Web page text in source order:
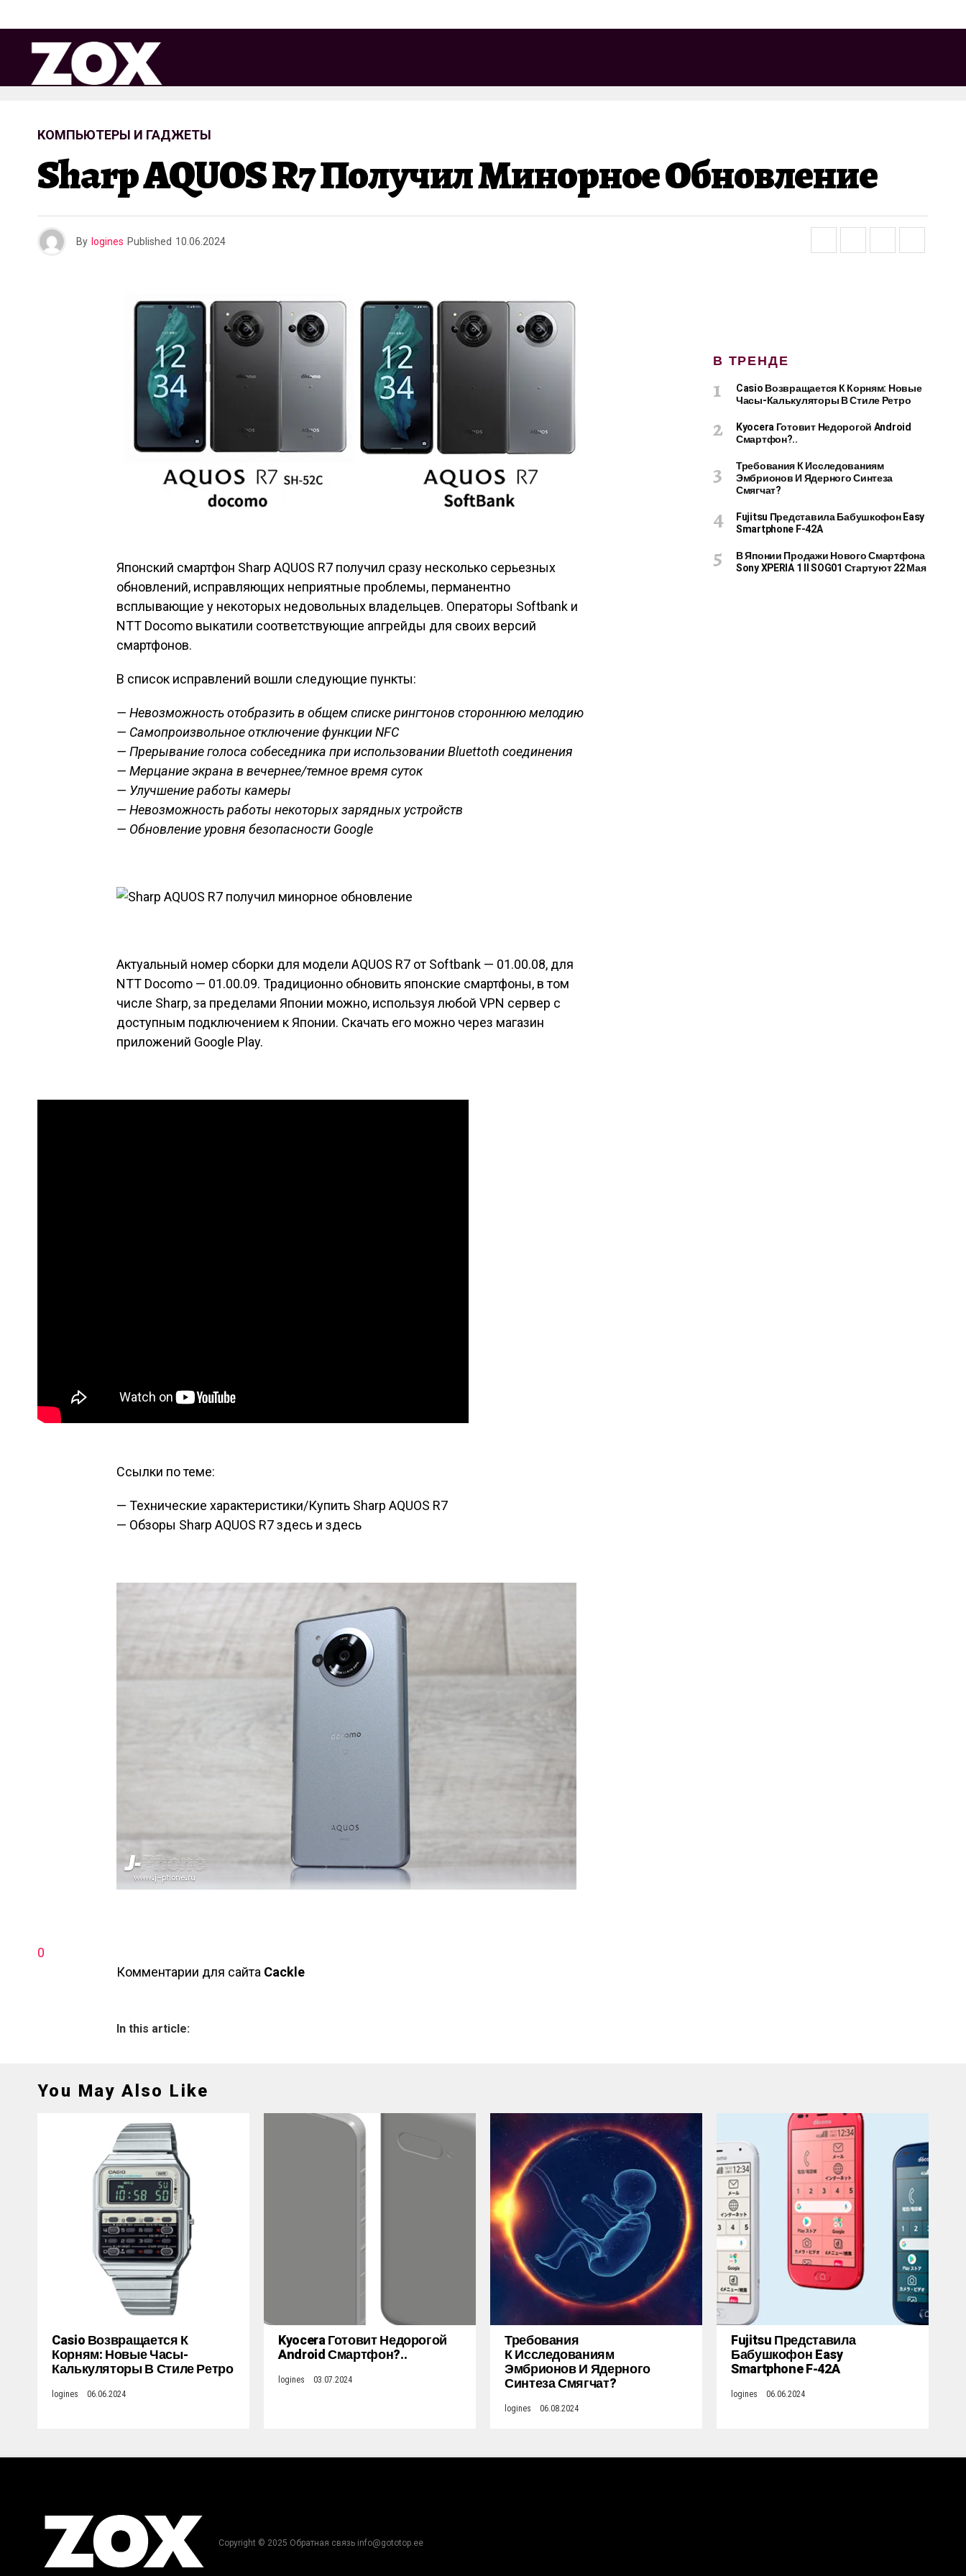
КОМПЬЮТЕРЫ И ГАДЖЕТЫ
Sharp AQUOS R7 Получил Минорное Обновление
By logines Published 10.06.2024
Японский смартфон Sharp AQUOS R7 получил сразу несколько серьезных
обновлений, исправляющих неприятные проблемы, перманентно
всплывающие у некоторых недовольных владельцев. Операторы Softbank и
NTT Docomo выкатили соответствующие апгрейды для своих версий
смартфонов.
В список исправлений вошли следующие пункты:
— Невозможность отобразить в общем списке рингтонов стороннюю мелодию
— Самопроизвольное отключение функции NFC
— Прерывание голоса собеседника при использовании Bluettoth соединения
— Мерцание экрана в вечернее/темное время суток
— Улучшение работы камеры
— Невозможность работы некоторых зарядных устройств
— Обновление уровня безопасности Google
Актуальный номер сборки для модели AQUOS R7 от Softbank — 01.00.08, для
NTT Docomo — 01.00.09. Традиционно обновить японские смартфоны, в том
числе Sharp, за пределами Японии можно, используя любой VPN сервер с
доступным подключением к Японии. Скачать его можно через магазин
приложений Google Play.
Ссылки по теме:
— Технические характеристики/Купить Sharp AQUOS R7
— Обзоры Sharp AQUOS R7здесь и здесь
0
Комментарии для сайта Cackl e
In this article:
В ТРЕНДЕ
Casio Возвращается К Корням: Новые
Часы-Калькуляторы В Стиле Ретро
Kyocera Готовит Недорогой Android
Смартфон?..
Требования К Исследованиям
Эмбрионов И Ядерного Синтеза
Смягчат?
Fujitsu Представила Бабушкофон Easy
Smartphone F-42A
В Японии Продажи Нового Смартфона
Sony XPERIA 1 II SOG01 Стартуют 22 Мая
You May Also Like
Casio Возвращается К
Корням: Новые Часы-
Калькуляторы В Стиле Ретро
logines 06.06.2024
Kyocera Готовит Недорогой
Android Смартфон?..
logines 03.07.2024
Требования
К Исследованиям
Эмбрионов И Ядерного
Синтеза Смягчат?
logines 06.08.2024
Fujitsu Представила
Бабушкофон Easy
Smartphone F-42A
logines 06.06.2024
Copyright © 2025 Обратная связь info@gototop.ee